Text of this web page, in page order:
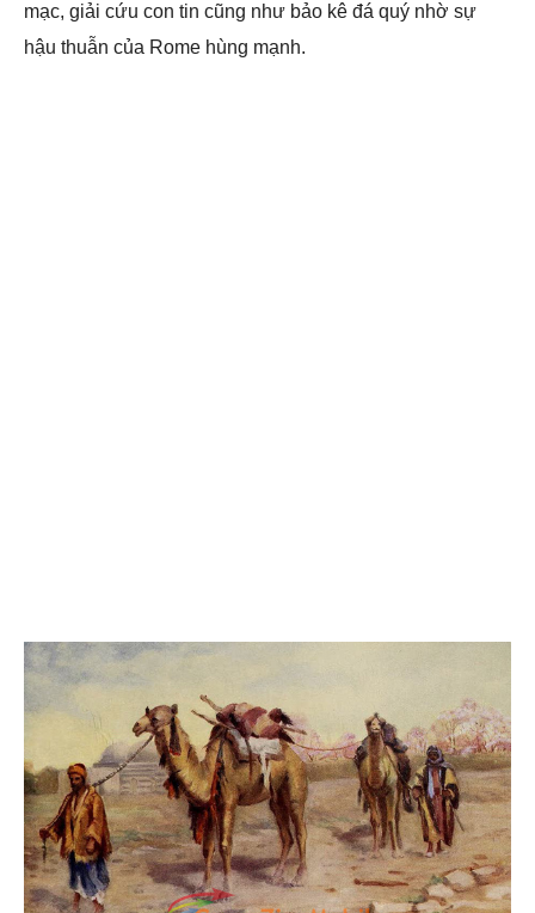
mạc, giải cứu con tin cũng như bảo kê đá quý nhờ sự
hậu thuẫn của Rome hùng mạnh.